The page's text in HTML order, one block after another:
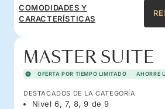
COMODIDADES Y
CARACTERÍSTICAS
MASTER SUITE
OFERTA POR TIEMPO LIMITADO AHORRE
DESTACADOS DE LA CATEGORÍA
Nivel 6, 7, 8, 9 de 9